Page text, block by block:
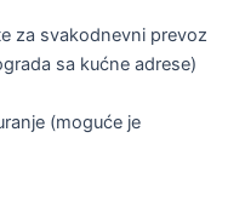
za svakodnevni prevoz
sa kućne adrese)
(moguće je